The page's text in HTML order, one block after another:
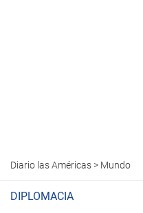
Diario las Américas> Mundo
DIPLOMACIA